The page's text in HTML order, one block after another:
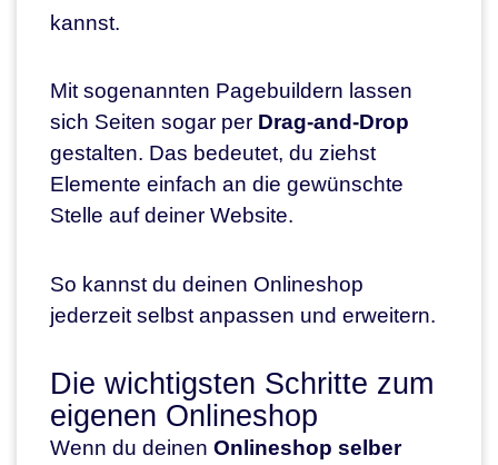
kannst.
Mit sogenannten Pagebuildern lassen
sich Seiten sogar per Drag-and-Drop
gestalten. Das bedeutet, du ziehst
Elemente einfach an die gewünschte
Stelle auf deiner Website.
So kannst du deinen Onlineshop
jederzeit selbst anpassen und erweitern.
Die wichtigsten Schritte zum
eigenen Onlineshop
Wenn du deinen Onlineshop selber